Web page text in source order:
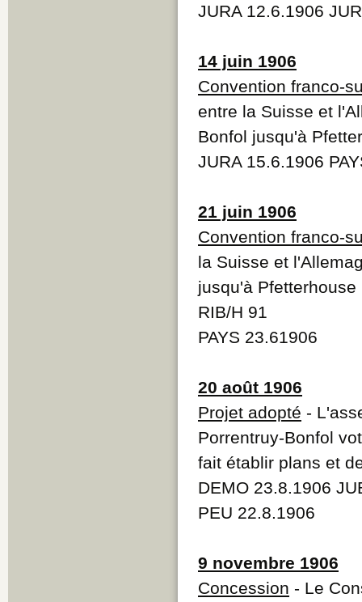
JURA 12.6.1906
14 juin 1906
Convention franco-
entre la Suisse et
Bonfol jusqu'à
JURA 15.6.1906
21 juin 1906
Convention franco-
la Suisse et
jusqu'à Pfetterhouse
RIB/H 91
PAYS 23.61906
20 août 1906
Projet adopté -
Porrentruy-Bonfol
fait établir plans et
DEMO 23.8.1906
PEU 22.8.1906
9 novembre 1906
Concession - Le